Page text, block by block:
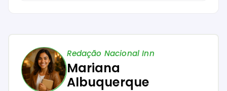
Redação Nacional Inn
Mariana
Albuquerque